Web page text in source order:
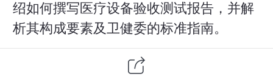
绍如何撰写医疗设备验收测试报告，并解
析其构成要素及卫健委的标准指南。
一、验收测试的重要性